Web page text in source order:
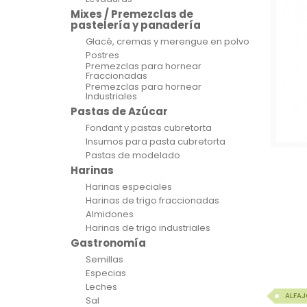
Mixes / Premezclas de
pastelería y panadería
Glacé, cremas y merengue en polvo
Postres
Premezclas para hornear
Fraccionadas
Premezclas para hornear
Industriales
Pastas de Azúcar
Fondant y pastas cubretorta
Insumos para pasta cubretorta
Pastas de modelado
Harinas
Harinas especiales
Harinas de trigo fraccionadas
Almidones
Harinas de trigo industriales
Gastronomía
Semillas
Especias
Leches
Sal